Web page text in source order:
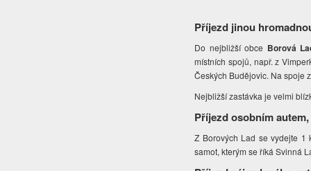
Příjezd jinou
Do nejbližší obce Borová
místních spojů, např. z
Českých Budějovic. Na spoje
Nejbližší zastávka je velmi
Příjezd osobním
Z Borových Lad se vydejte 1
samot, kterým se říká Svinná